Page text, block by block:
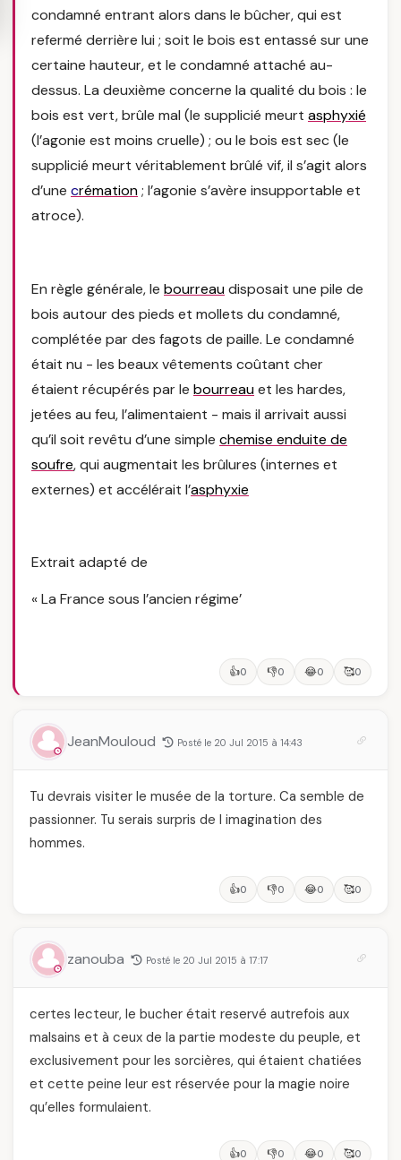
condamné entrant alors dans le bûcher, qui est
refermé derrière lui ; soit le bois est entassé sur une
certaine hauteur, et le condamné attaché au-
dessus. La deuxième concerne la qualité du bois : le
bois est vert, brûle mal (le supplicié meurt asphyxié
(l’agonie est moins cruelle) ; ou le bois est sec (le
supplicié meurt véritablement brûlé vif, il s’agit alors
d’une crémation; l’agonie s’avère insupportable et
atroce).
En règle générale, le bourreaudisposait une pile de
bois autour des pieds et mollets du condamné,
complétée par des fagots de paille. Le condamné
était nu - les beaux vêtements coûtant cher
étaient récupérés par le bourreauet les hardes,
jetées au feu, l’alimentaient - mais il arrivait aussi
qu’il soit revêtu d’une simple chemise enduite de
soufre, qui augmentait les brûlures (internes et
externes) et accélérait l’asphyxie
Extrait adapté de
« La France sous l’ancien régime’
👍0 👎0 😂0 🥰0
JeanMouloud Posté le 20 Jul 2015 à 14:43
Tu devrais visiter le musée de la torture. Ca semble de
passionner. Tu serais surpris de l imagination des
hommes.
👍0 👎0 😂0 🥰0
zanouba Posté le 20 Jul 2015 à 17:17
certes lecteur, le bucher était reservé autrefois aux
malsains et à ceux de la partie modeste du peuple, et
exclusivement pour les sorcières, qui étaient chatiées
et cette peine leur est réservée pour la magie noire
qu’elles formulaient.
👍0 👎0 😂0 🥰0